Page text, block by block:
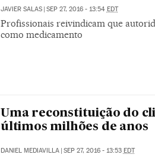
JAVIER SALAS SEP 27, 2016 - 13:54 EDT
Profissionais reivindicam que
como medicamento
Uma reconstituição do
últimos milhões de anos
DANIEL MEDIAVILLA | SEP 27, 2016 - 13:53 EDT